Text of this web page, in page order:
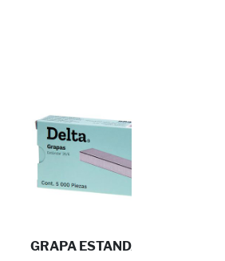
GRAPA ESTANDAR CON ...